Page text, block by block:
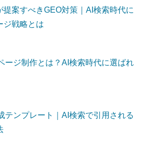
提案すべきGEO対策｜AI検索時代に
ジ戦略とは
ージ制作とは？AI検索時代に選ばれ
テンプレート｜AI検索で引用される